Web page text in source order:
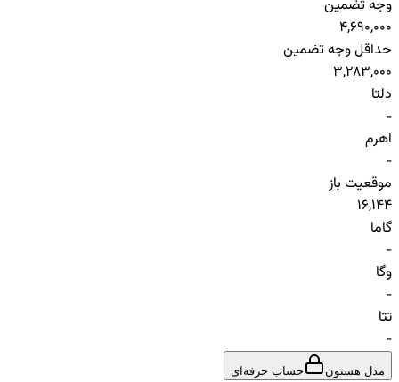
وجه تضمین
4,690,000
حداقل وجه تضمین
3,283,000
دلتا
-
اهرم
-
موقعیت باز
16,144
گاما
-
وگا
-
تتا
-
مدل هستون حساب حرفه‌ای